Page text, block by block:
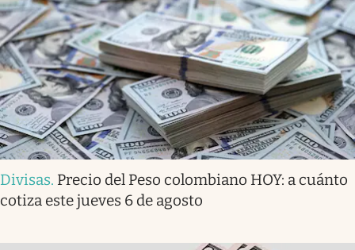
Divisas. Precio del Peso colombiano HOY: a cuánto
cotiza este jueves 6 de agosto